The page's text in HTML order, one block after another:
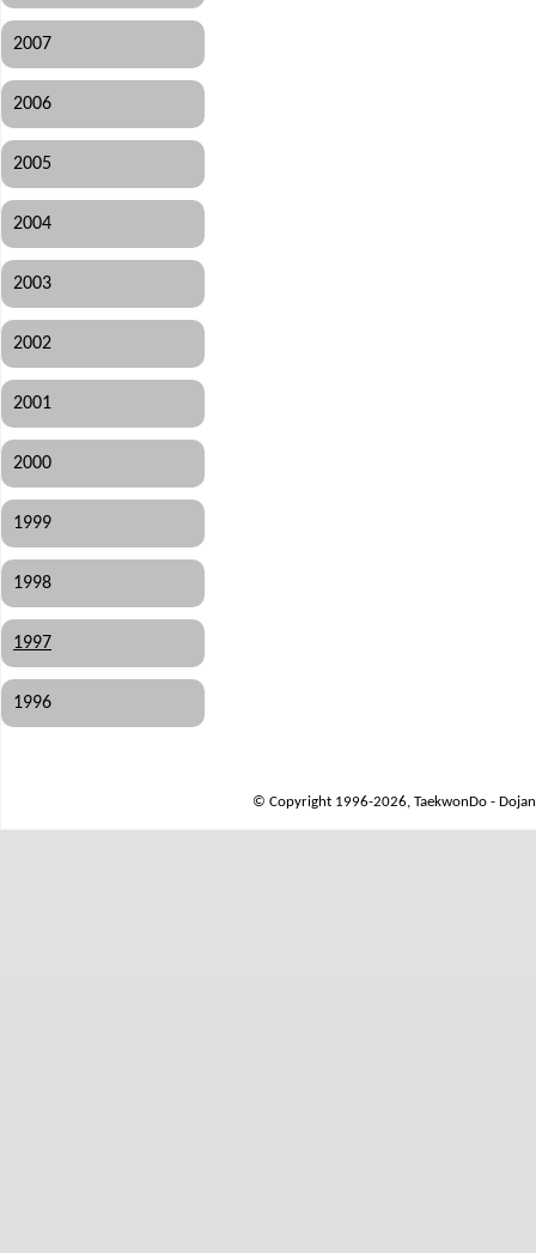
2007
2006
2005
2004
2003
2002
2001
2000
1999
1998
1997
1996
© Copyright 1996-2026, TaekwonDo -